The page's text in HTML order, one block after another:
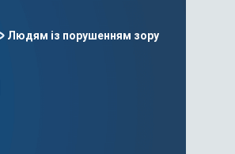
Людям із порушенням зору